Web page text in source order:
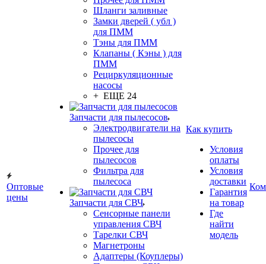
Оптовые
цены
Шланги заливные
Замки дверей ( убл )
для ПММ
Тэны для ПММ
Клапаны ( Кэны ) для
ПММ
Рециркуляционные
насосы
+ ЕЩЕ 24
Запчасти для пылесосов
Электродвигатели на
пылесосы
Прочее для
пылесосов
Фильтра для
пылесоса
Запчасти для СВЧ
Сенсорные панели
управления СВЧ
Тарелки СВЧ
Магнетроны
Адаптеры (Коуплеры)
Как купить
Условия
оплаты
Условия
доставки
Гарантия
на товар
Где
найти
модель